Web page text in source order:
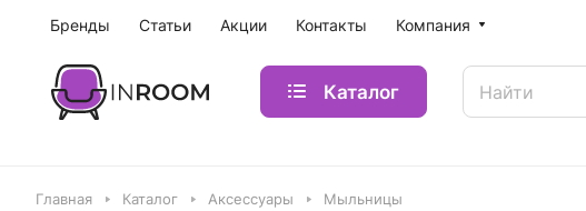
Бренды Статьи Акции Контакты Компания
Каталог
Главная Каталог Аксессуары Мыльницы